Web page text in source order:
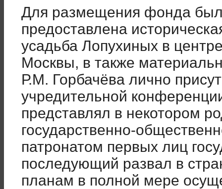
Для размещения фонда
предоставлена
усадьба Лопухиных в
Москвы, в также
Р.М. Горбачёва лично
учредительной
представлял в некотором
государственно-
патронатом первых лиц
последующий развал в
планам в полной мере